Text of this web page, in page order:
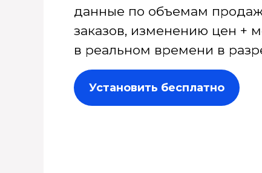
данные по объемам
заказов, изменению цен +
в реальном времени в
Установить бесплатно